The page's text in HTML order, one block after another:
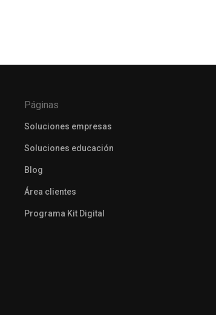
Páginas
Soluciones empresas
Soluciones educación
Blog
Área clientes
Programa Kit Digital